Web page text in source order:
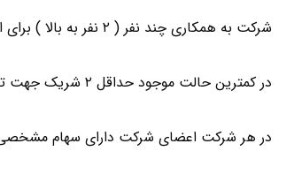
شرکت به همکاری چند نفر ( ۲ نفر به بالا ) برای انجام خدمات و شراکت در اموری که موجب کسب سود می شود گفته می شود .
در کمترین حالت موجود حداقل ۲ شریک جهت تاسیس یک شخصیت حقوقی لازم می باشد .
در هر شرکت اعضای شرکت دارای سهام